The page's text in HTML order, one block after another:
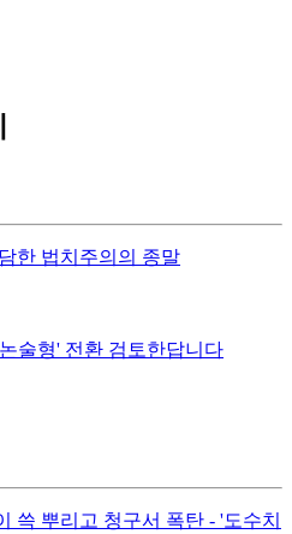
한 법치주의의 종말
술형' 전환 검토한답니다
쓱 뿌리고 청구서 폭탄 - '도수치